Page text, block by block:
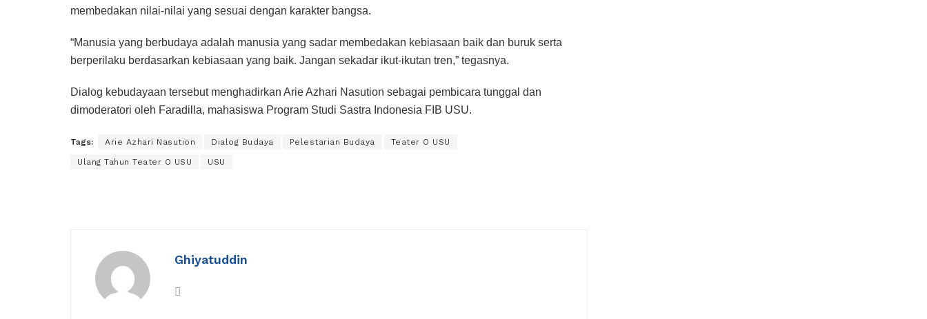
membedakan nilai-nilai yang sesuai dengan karakter bangsa.
“Manusia yang berbudaya adalah manusia yang sadar membedakan kebiasaan baik dan buruk serta
berperilaku berdasarkan kebiasaan yang baik. Jangan sekadar ikut-ikutan tren,” tegasnya.
Dialog kebudayaan tersebut menghadirkan Arie Azhari Nasution sebagai pembicara tunggal dan
dimoderatori oleh Faradilla, mahasiswa Program Studi Sastra Indonesia FIB USU.
Tags: Arie Azhari Nasution Dialog Budaya Pelestarian Budaya Teater O USU
Ulang Tahun Teater O USU USU
Ghiyatuddin